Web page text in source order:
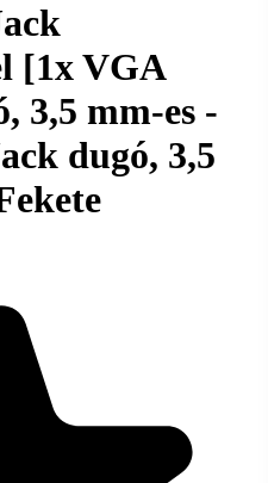
[1x VGA
3,5 mm-es -
dugó, 3,5